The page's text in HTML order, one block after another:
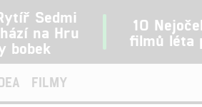
Sedmi
na Hru
bobek
10
filmů léta
FILMY